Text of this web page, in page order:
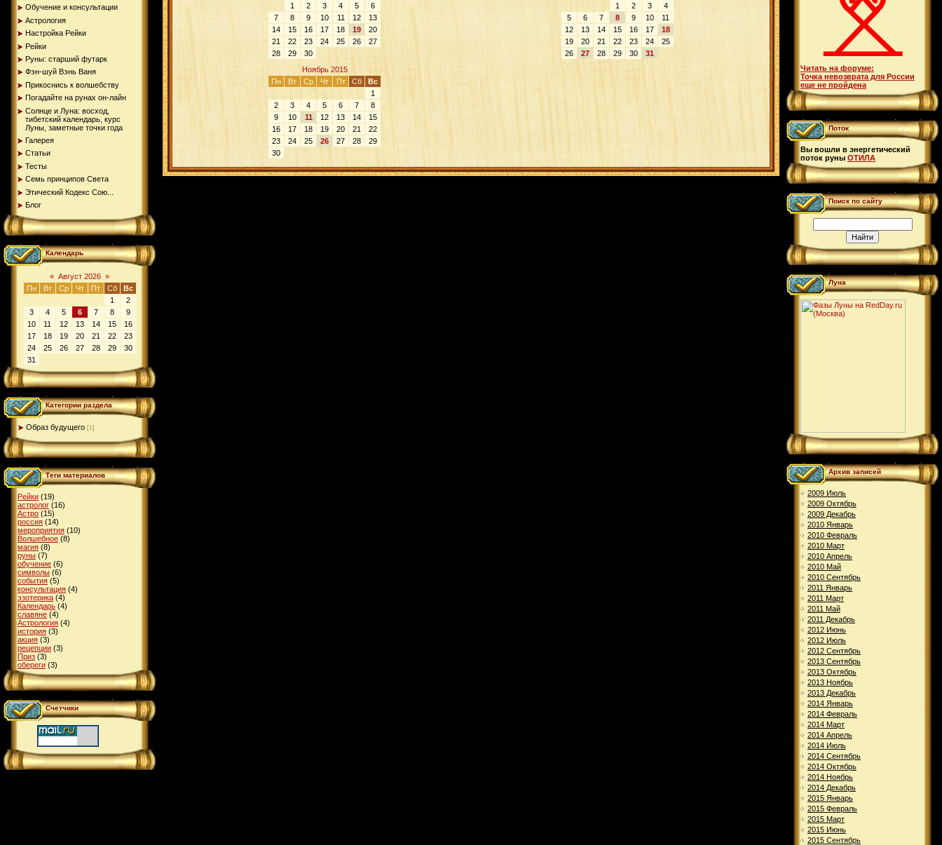
Обучение и консультации
Астрология
Настройка Рейки
Рейки
Руны: старший футарк
Фэн-шуй Вэнь Ваня
Прикоснись к волшебству
Погадайте на рунах oн-лайн
Солнце и Луна: восход,
тибетский календарь, курс
Луны, заметные точки года
Галерея
Статьи
Тесты
Семь принципов Света
Этический Кодекс Сою...
Блог
Календарь
« Август 2026 »
Пн
Вт Ср Чт Пт Сб
Вс
1
2
3
4 5 6 7 8
9
10
11 12 13 14 15
16
17
18 19 20 21 22
23
24
25 26 27 28 29
30
31
Категории раздела
Образ будущего [1]
Теги материалов
Рейки (19)
астролог (16)
Астро (15)
россия (14)
мероприятия (10)
Волшебное (8)
магия (8)
руны (7)
обучение (6)
символы (6)
события (5)
консультация (4)
эзотерика (4)
Календарь (4)
славяне (4)
Астрология (4)
история (3)
акция (3)
рецепции (3)
Приз (3)
обереги (3)
Счетчики
1
2 3 4 5
6
7
8 9 10 11 12
13
14
15 16 17 18 19
20
21
22 23 24 25 26
27
28
29 30
1
2 3
4
5
6 7 8 9 10
11
12
13 14 15 16 17
18
19
20 21 22 23 24
25
26
27 28 29 30
31
Ноябрь 2015
Пн
Вт Ср Чт Пт Сб
Вс
1
2
3 4 5 6 7
8
9
10 11 12 13 14
15
16
17 18 19 20 21
22
23
24 25 26 27 28
29
30
Читать на форуме:
Точка невозврата для России
еще не пройдена
Поток
Вы вошли в энергетический
поток руны ОТИЛА
Поиск по сайту
Луна
Архив записей
2009 Июль
2009 Октябрь
2009 Декабрь
2010 Январь
2010 Февраль
2010 Март
2010 Апрель
2010 Май
2010 Сентябрь
2011 Январь
2011 Март
2011 Май
2011 Декабрь
2012 Июнь
2012 Июль
2012 Сентябрь
2013 Сентябрь
2013 Октябрь
2013 Ноябрь
2013 Декабрь
2014 Январь
2014 Февраль
2014 Март
2014 Апрель
2014 Июль
2014 Сентябрь
2014 Октябрь
2014 Ноябрь
2014 Декабрь
2015 Январь
2015 Февраль
2015 Март
2015 Июнь
2015 Сентябрь